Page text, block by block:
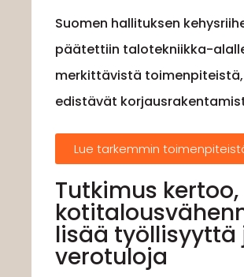
Suomen hallituksen
päätettiin talotekniikka-
merkittävistä
edistävät
Lue tarkemmin
Tutkimus
lisää työllisyyttä
verotuloja